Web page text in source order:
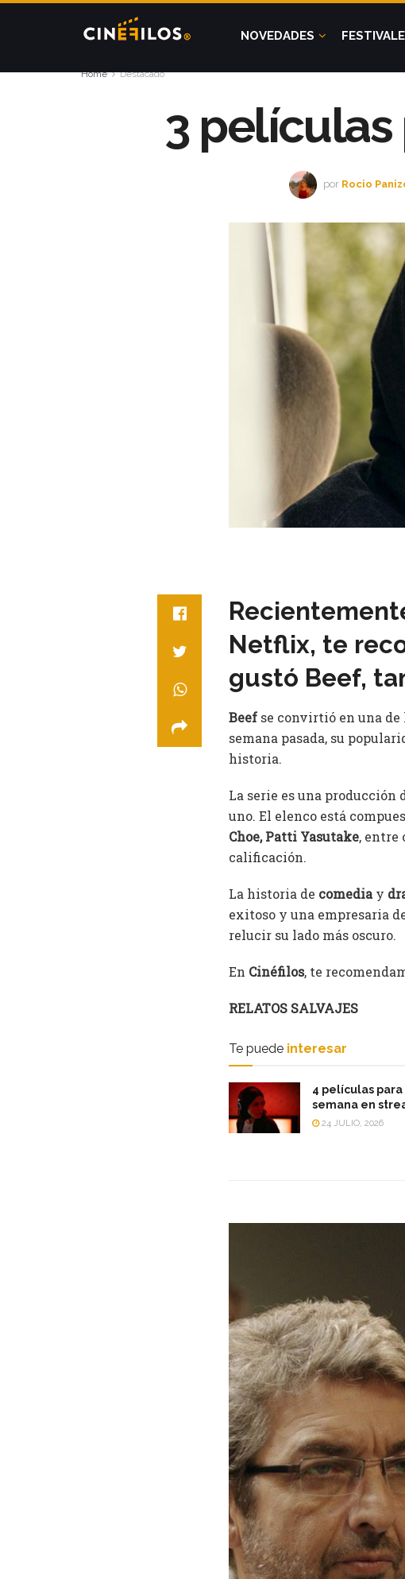
NOVEDADES
Home Destacado
3 películas
por Rocio
Netflix, te
gustó Beef,
Beef se convirtió en una de
semana pasada, su
historia.
La serie es una producción
uno. El elenco está
Choe, Patti Yasutake, entre
calificación.
La historia de comediay
exitoso y una empresaria
relucir su lado más oscuro.
En Cinéfilos, te
RELATOS SALVAJES
Te puede interesar
4 películas
semana en
24 JULIO, 2026